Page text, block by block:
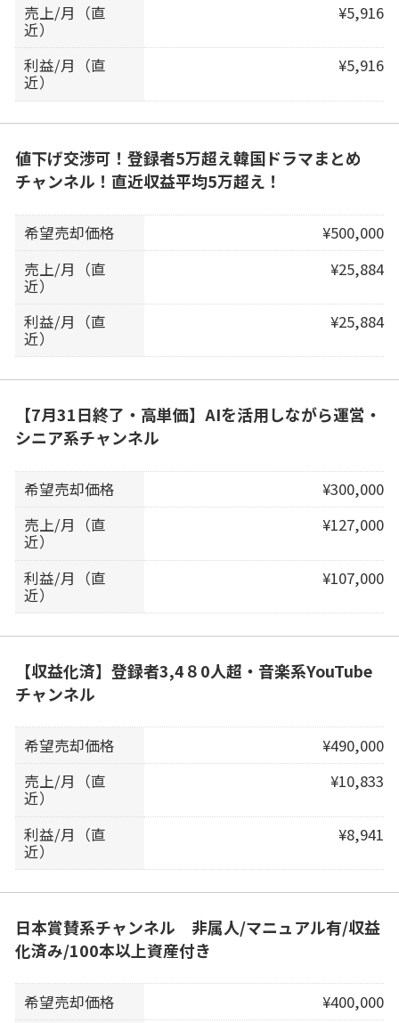
売上/月（直
近）
¥5,916
利益/月（直
近）
¥5,916
値下げ交渉可！登録者5万超え韓国ドラマまとめ
チャンネル！直近収益平均5万超え！
希望売却価格
¥500,000
売上/月（直
近）
¥25,884
利益/月（直
近）
¥25,884
【7月31日終了・高単価】AIを活用しながら運営・
シニア系チャンネル
希望売却価格
¥300,000
売上/月（直
近）
¥127,000
利益/月（直
近）
¥107,000
【収益化済】登録者3,4８0人超・音楽系YouTube
チャンネル
希望売却価格
¥490,000
売上/月（直
近）
¥10,833
利益/月（直
近）
¥8,941
日本賞賛系チャンネル 非属人/マニュアル有/収益
化済み/100本以上資産付き
希望売却価格
¥400,000